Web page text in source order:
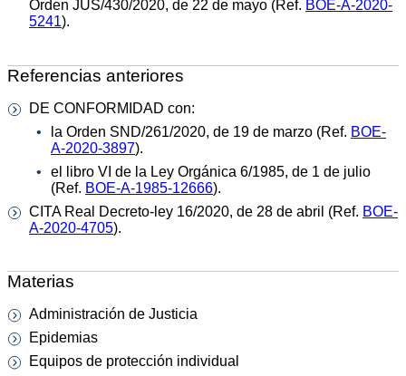
Orden JUS/430/2020, de 22 de mayo (Ref. BOE-A-2020-
5241).
Referencias anteriores
DE CONFORMIDAD con:
la Orden SND/261/2020, de 19 de marzo (Ref. BOE-
A-2020-3897).
el libro VI de la Ley Orgánica 6/1985, de 1 de julio
(Ref. BOE-A-1985-12666).
CITA Real Decreto-ley 16/2020, de 28 de abril (Ref. BOE-
A-2020-4705).
Materias
Administración de Justicia
Epidemias
Equipos de protección individual